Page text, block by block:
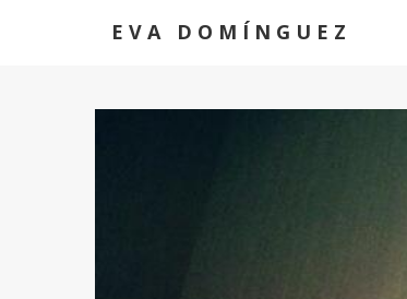
EVA DOMÍNGUEZ